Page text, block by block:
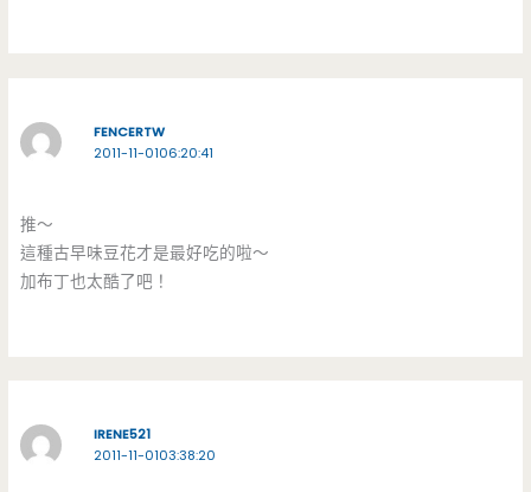
FENCERTW
2011-11-0106:20:41
推～
這種古早味豆花才是最好吃的啦～
加布丁也太酷了吧！
IRENE521
2011-11-0103:38:20